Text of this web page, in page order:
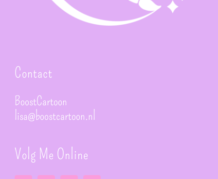
Contact
BoostCartoon
lisa@boostcartoon.nl
Volg Me Online